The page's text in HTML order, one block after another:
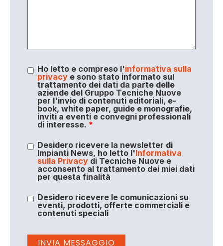
Ho letto e compreso l'informativa sulla
privacye sono stato informato sul
trattamento dei dati da parte delle
aziende del Gruppo Tecniche Nuove
per l'invio di contenuti editoriali, e-
book, white paper, guide e monografie,
inviti a eventi e convegni professionali
di interesse. *
Desidero ricevere la newsletter di
Impianti News, ho letto l'Informativa
sulla Privacydi Tecniche Nuove e
acconsento al trattamento dei miei dati
per questa finalità
Desidero ricevere le comunicazioni su
eventi, prodotti, offerte commerciali e
contenuti speciali